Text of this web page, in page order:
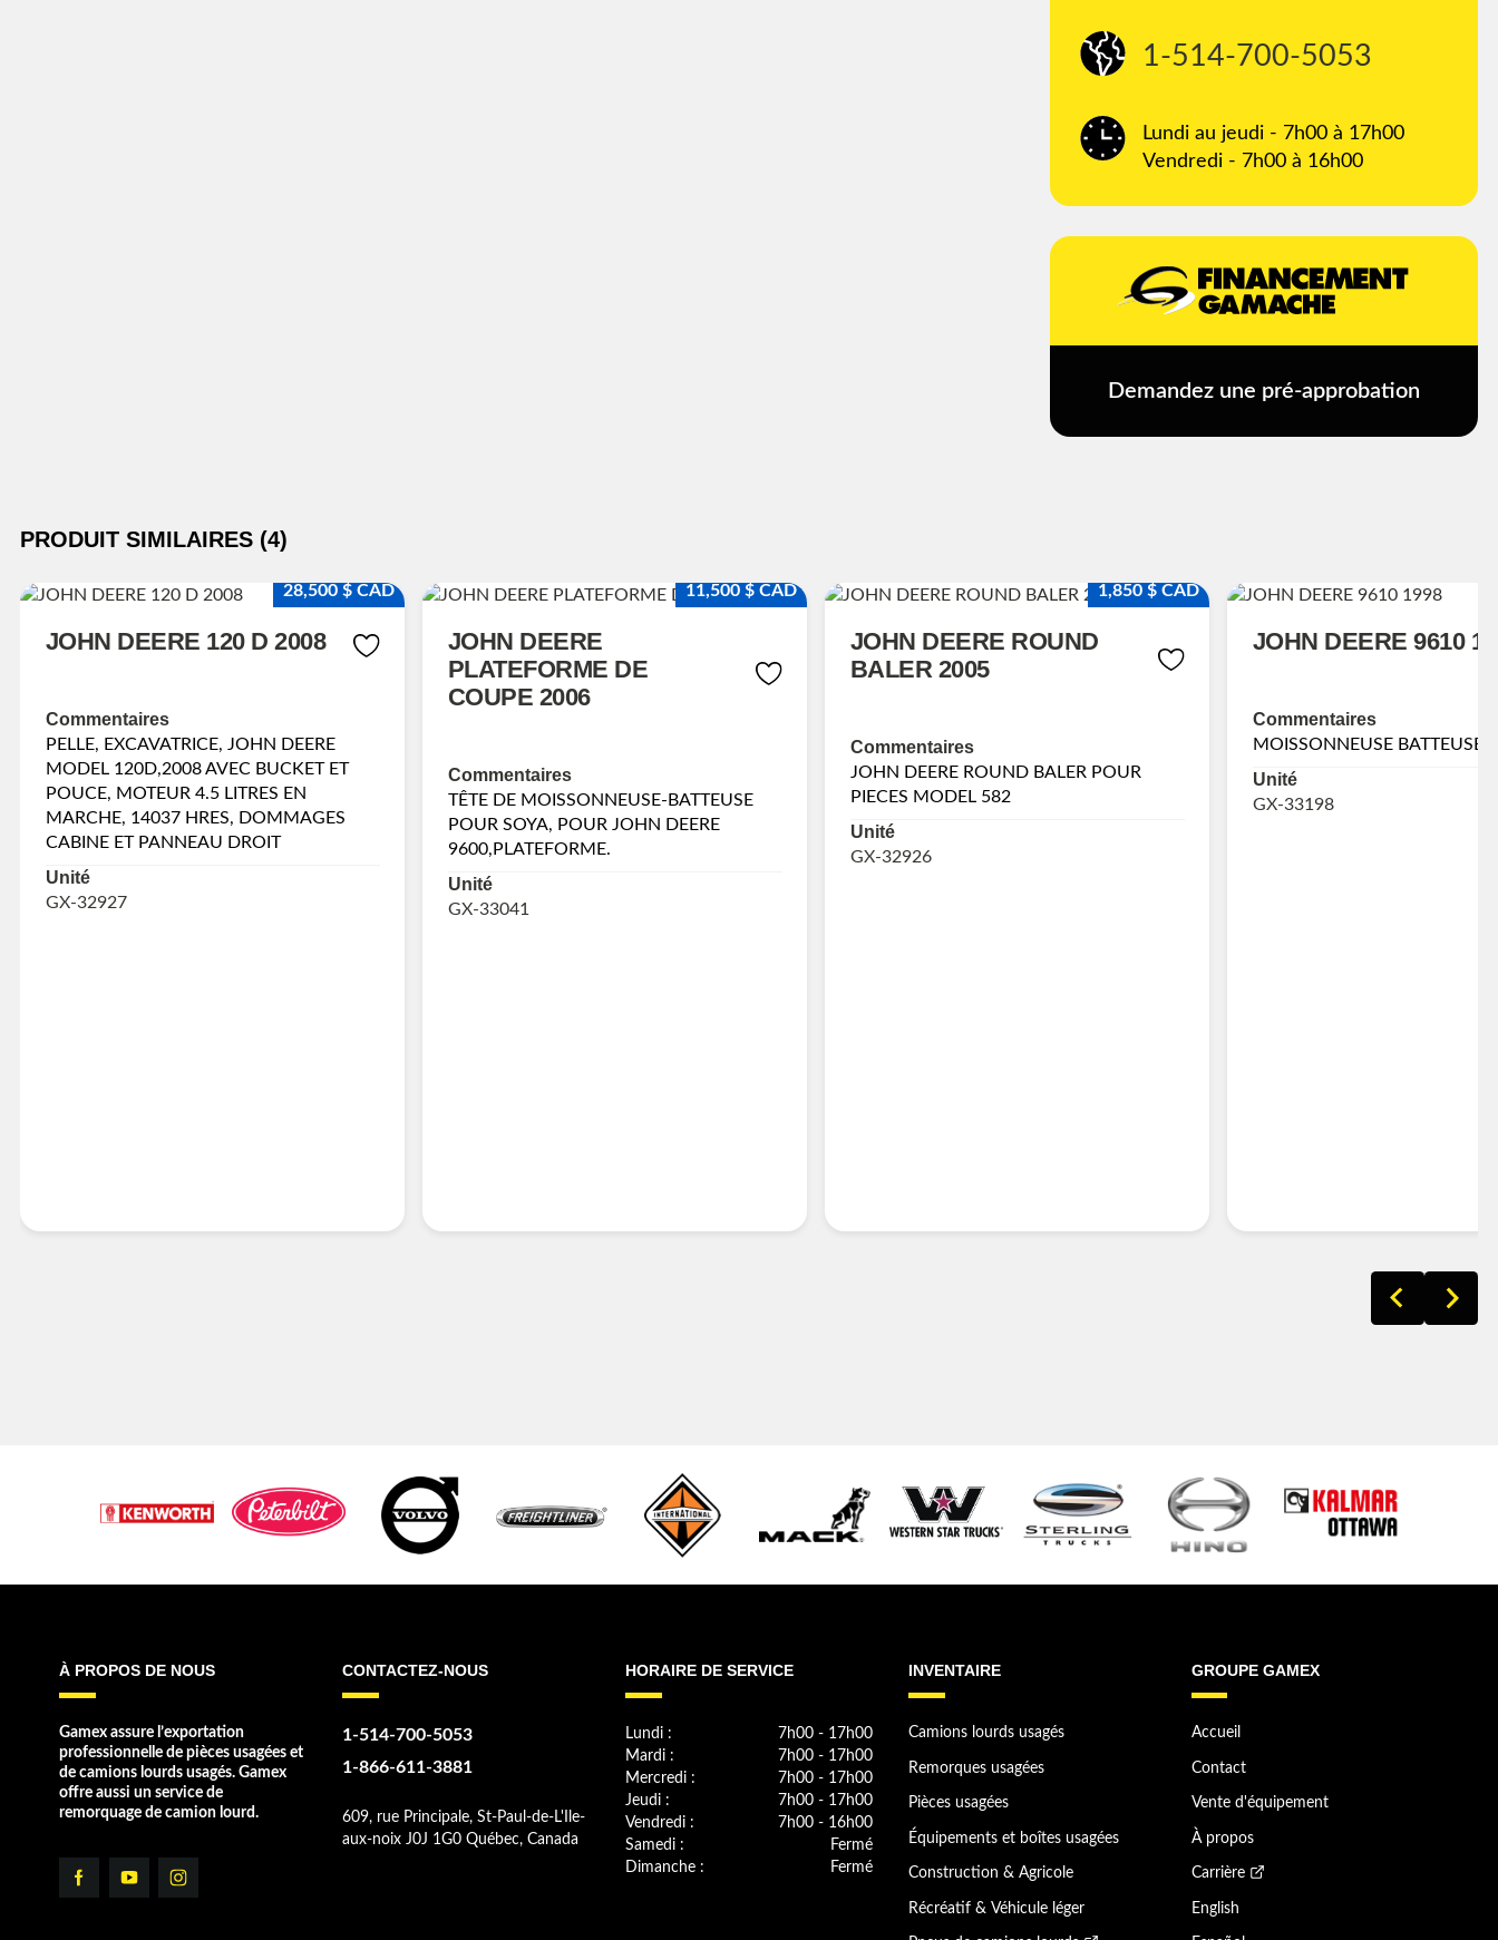
1-514-700-5053
Lundi au jeudi - 7h00 à 17h00
Vendredi - 7h00 à 16h00
Demandez une pré-approbation
PRODUIT SIMILAIRES (4)
28,500 $ CAD
JOHN DEERE 120 D 2008
Commentaires
PELLE, EXCAVATRICE, JOHN DEERE
MODEL 120D,2008 AVEC BUCKET ET
POUCE, MOTEUR 4.5 LITRES EN
MARCHE, 14037 HRES, DOMMAGES
CABINE ET PANNEAU DROIT
Unité
GX-32927
11,500 $ CAD
JOHN DEERE
PLATEFORME DE
COUPE 2006
Commentaires
TÊTE DE MOISSONNEUSE-BATTEUSE
POUR SOYA, POUR JOHN DEERE
9600,PLATEFORME.
Unité
GX-33041
1,850 $ CAD
JOHN DEERE ROUND
BALER 2005
Commentaires
JOHN DEERE ROUND BALER POUR
PIECES MODEL 582
Unité
GX-32926
JOHN DEERE 9610
Commentaires
MOISSONNEUSE BATTEUSE
Unité
GX-33198
À PROPOS DE NOUS
Gamex assure l’exportation
professionnelle de pièces usagées et
de camions lourds usagés. Gamex
offre aussi un service de
remorquage de camion lourd.
CONTACTEZ-NOUS
1-514-700-5053
1-866-611-3881
609, rue Principale, St-Paul-de-L'Ile-
aux-noix J0J 1G0 Québec, Canada
HORAIRE DE SERVICE
Lundi :
7h00 - 17h00
Mardi :
7h00 - 17h00
Mercredi :
7h00 - 17h00
Jeudi :
7h00 - 17h00
Vendredi :
7h00 - 16h00
Samedi :
Fermé
Dimanche :
Fermé
INVENTAIRE
Camions lourds usagés
Remorques usagées
Pièces usagées
Équipements et boîtes usagées
Construction & Agricole
Récréatif & Véhicule léger
GROUPE GAMEX
Accueil
Contact
Vente d'équipement
À propos
Carrière
English